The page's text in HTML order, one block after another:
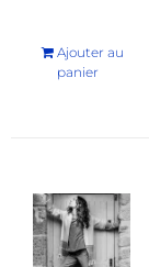
Ajouter au
panier